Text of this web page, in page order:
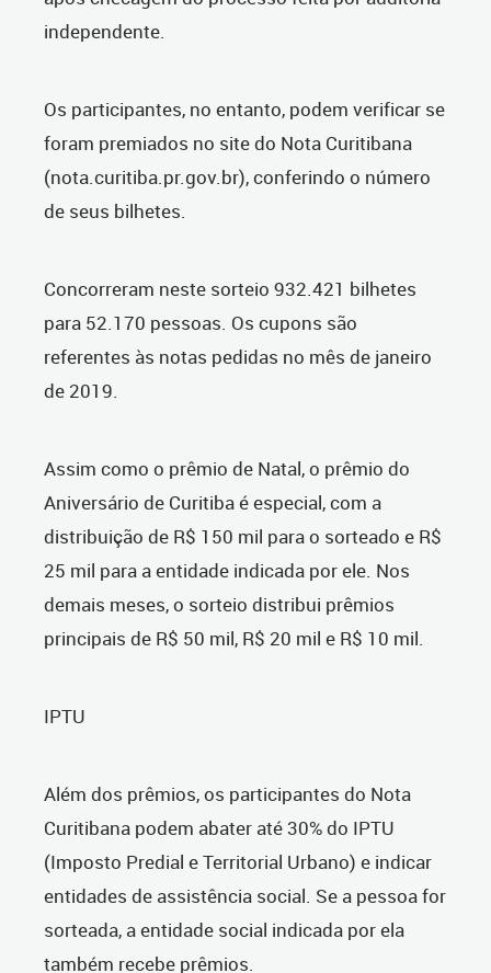
independente.
Os participantes, no entanto, podem verificar se
foram premiados no site do Nota Curitibana
(nota.curitiba.pr.gov.br), conferindo o número
de seus bilhetes.
Concorreram neste sorteio 932.421 bilhetes
para 52.170 pessoas. Os cupons são
referentes às notas pedidas no mês de janeiro
de 2019.
Assim como o prêmio de Natal, o prêmio do
Aniversário de Curitiba é especial, com a
distribuição de R$ 150 mil para o sorteado e R$
25 mil para a entidade indicada por ele. Nos
demais meses, o sorteio distribui prêmios
principais de R$ 50 mil, R$ 20 mil e R$ 10 mil.
IPTU
Além dos prêmios, os participantes do Nota
Curitibana podem abater até 30% do IPTU
(Imposto Predial e Territorial Urbano) e indicar
entidades de assistência social. Se a pessoa for
sorteada, a entidade social indicada por ela
também recebe prêmios.